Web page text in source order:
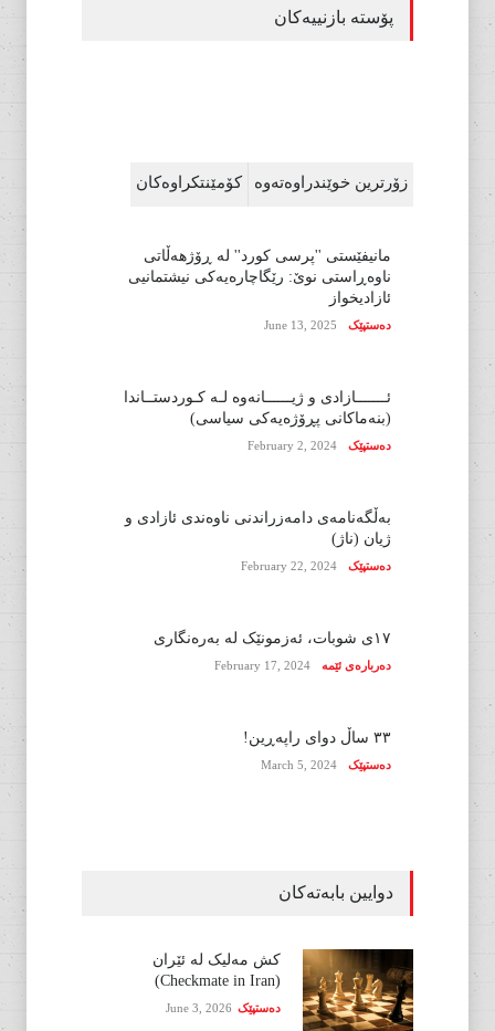
پۆستە بازنییەکان
زۆرترین خوێندراوەتەوە کۆمێنتکراوەکان
مانیفێستی ''پرسی کورد'' لە ڕۆژهەڵاتی
ناوەڕاستی نوێ: رێگاچارەیەکی نیشتمانیی
ئازادیخواز
دەستپێک June 13, 2025
ئـــــــازادی و ژیــــــانەوە لـە کـوردستــاندا
(بنەماکانی پڕۆژەیەکی سیاسی)
دەستپێک February 2, 2024
بەڵگەنامەی دامەزراندنی ناوەندی ئازادی و
ژیان (ناژ)
دەستپێک February 22, 2024
١٧ی شوبات، ئەزمونێک لە بەرەنگاری
دەربارەی ئێمە February 17, 2024
٣٣ ساڵ دوای راپەڕین!
دەستپێک March 5, 2024
دوایین بابەتەکان
کش مەلیک لە ئێران
(Checkmate in Iran)
دەستپێک June 3, 2026